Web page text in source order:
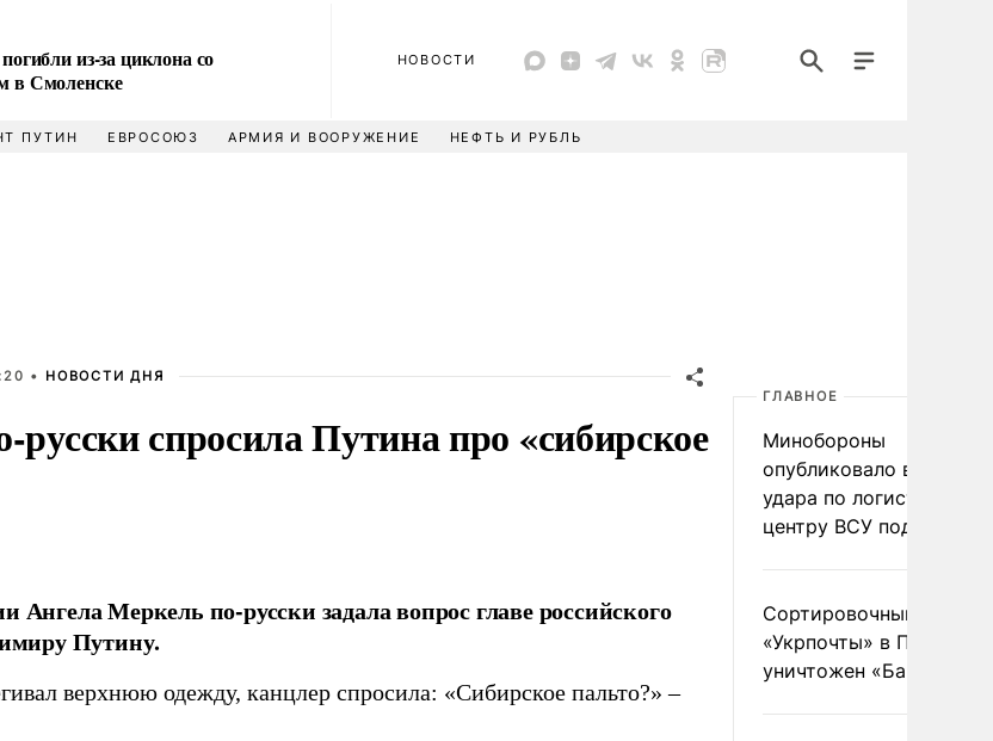
из-за циклона со
в Смоленске
НОВОСТИ
ПУТИН ЕВРОСОЮЗ АРМИЯ И ВООРУЖЕНИЕ НЕФТЬ И РУБЛЬ
• НОВОСТИ ДНЯ
спросила Путина про «сибирское
Ангела Меркель по-русски задала вопрос главе российского
Путину.
верхнюю одежду, канцлер спросила: «Сибирское пальто?» –
ГЛАВНОЕ
Минобороны
опубликовало видео
удара по
центру ВСУ под Киевом
Сортировочный пункт
«Укрпочты» в
уничтожен